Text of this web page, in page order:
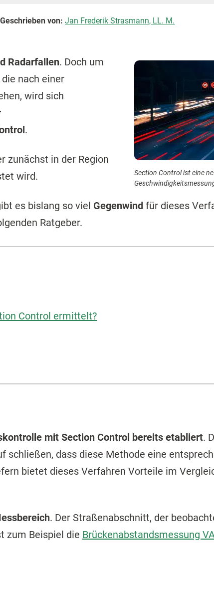
Geschrieben von: Jan Frederik Strasmann, LL. M.
Section Control ist eine
Radarfallen. Doch um
nach einer
wird sich
.
zunächst in der Region
wird.
es bislang so viel Gegenwind für dieses
Ratgeber.
Control ermittelt?
mit Section Control bereits etabliert.
schließen, dass diese Methode eine
bietet dieses Verfahren Vorteile im
. Der Straßenabschnitt, der
zum Beispiel die Brückenabstandsmessung